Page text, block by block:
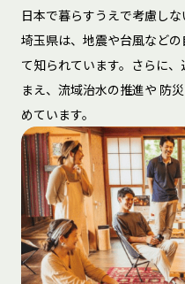
日本で暮らすうえで考慮しな
埼玉県は、地震や台風など
て知られています。さらに
まえ、流域治水の推進や 防
めています。